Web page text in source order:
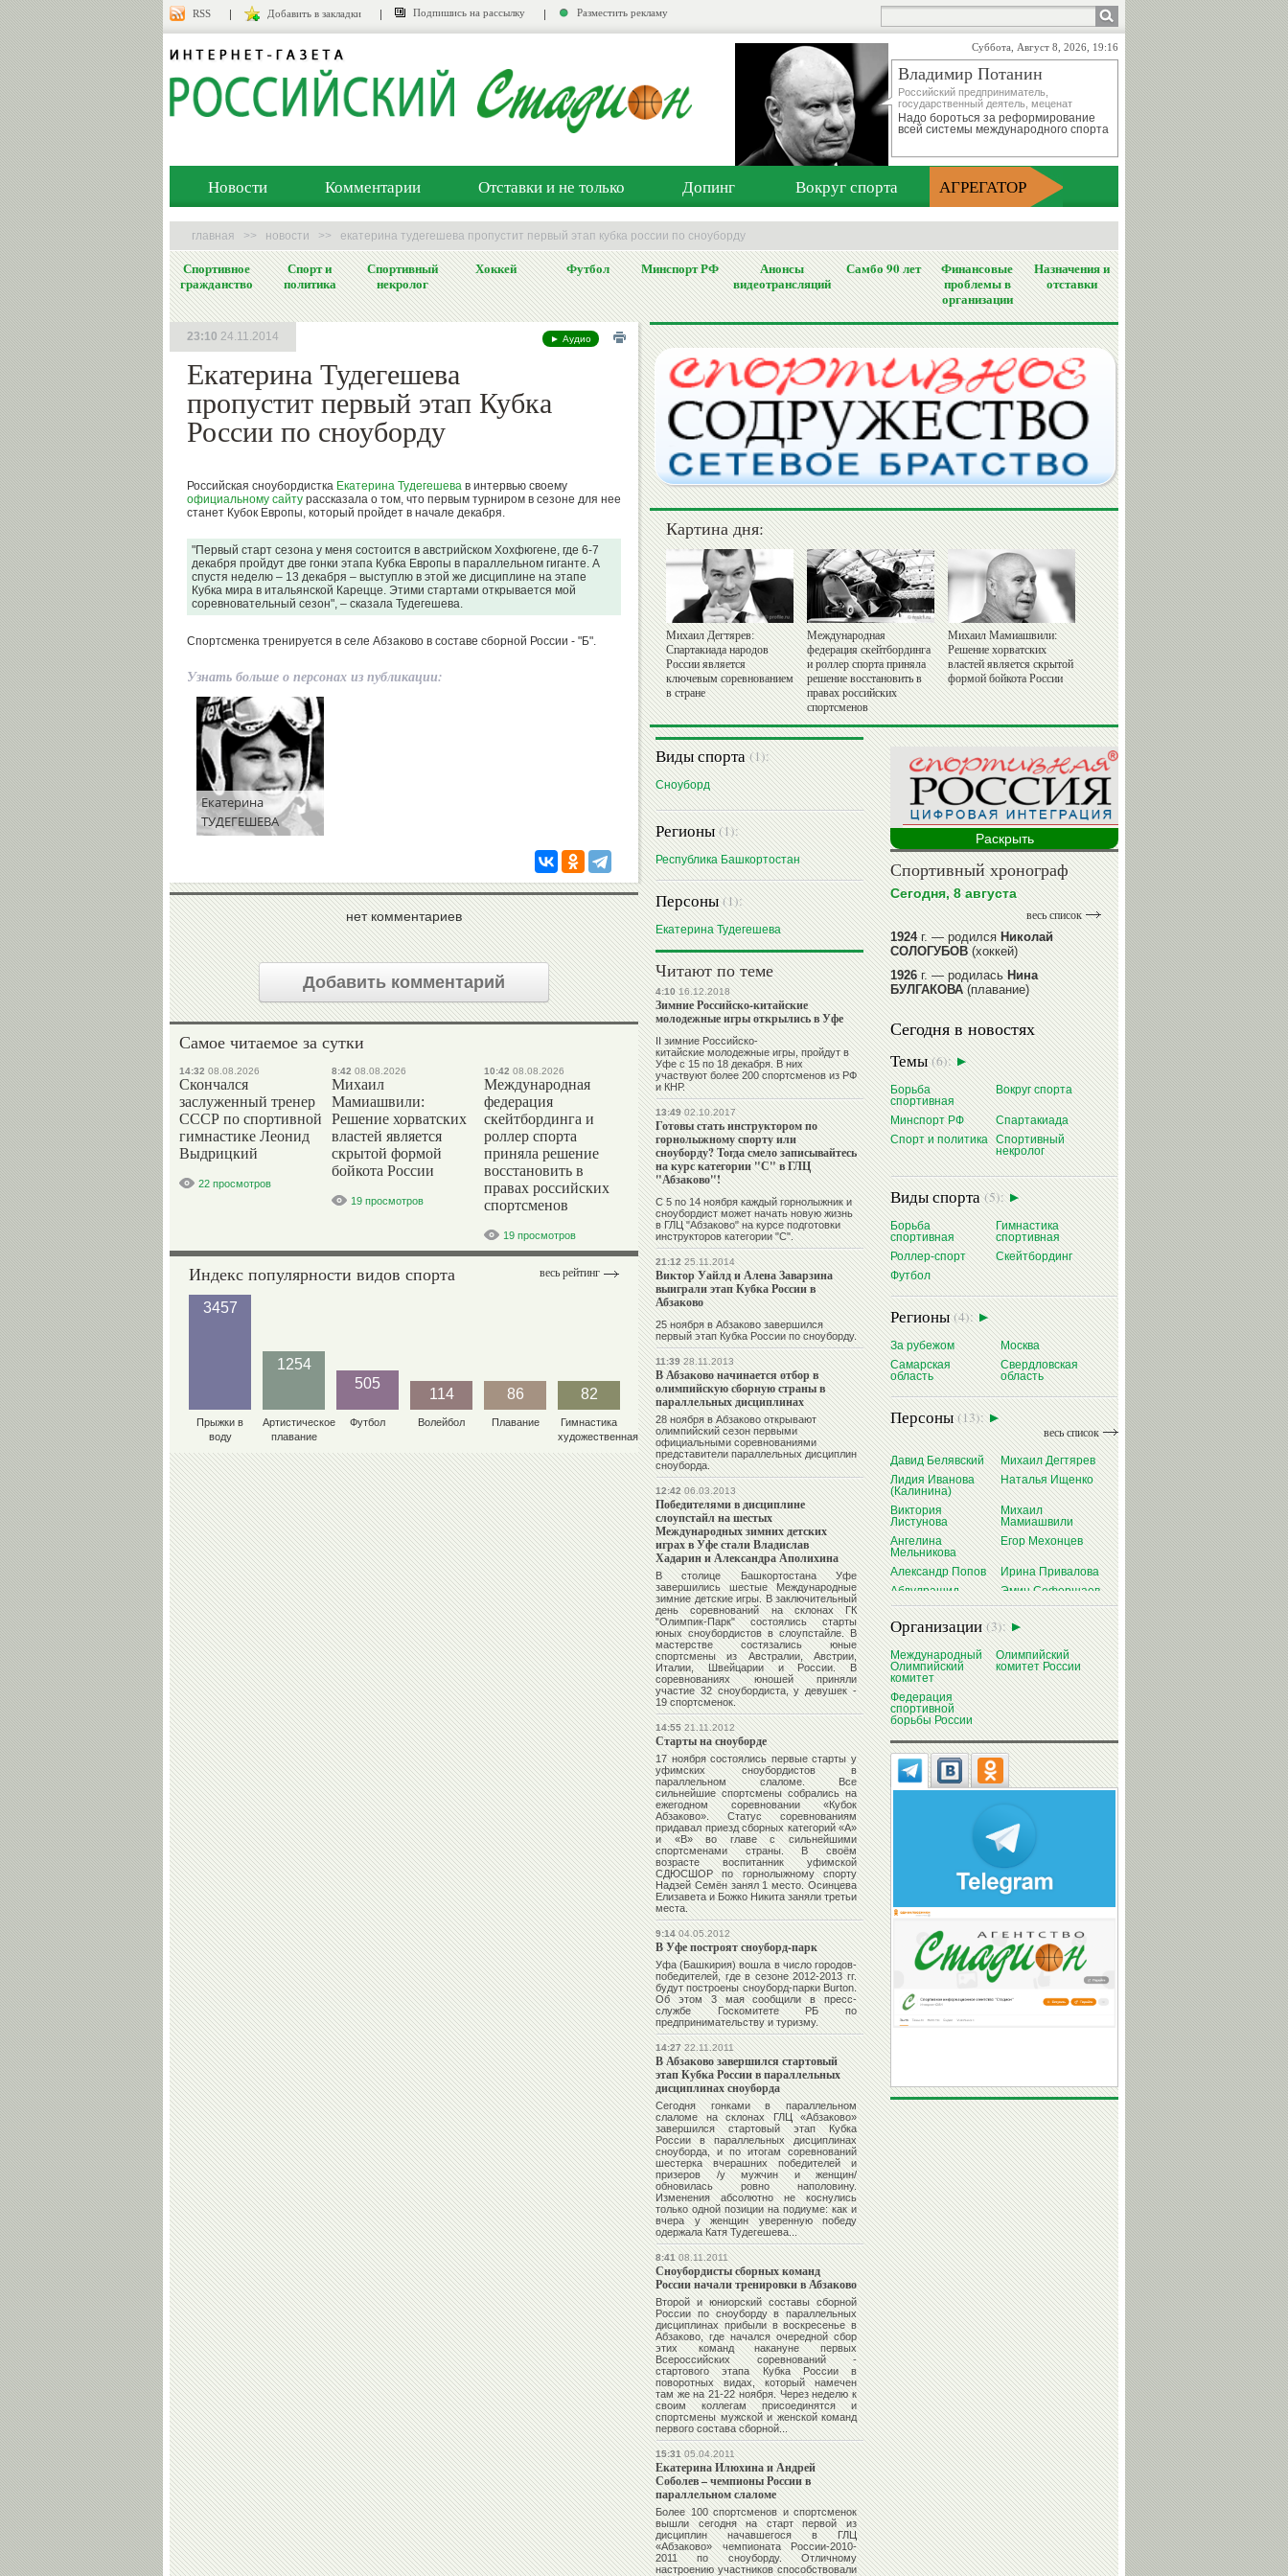
RSS Добавить в закладки Подпишись на рассылку Разместить рекламу
Суббота, Август 8, 2026, 19:16
Владимир Потанин
Российский предприниматель,
государственный деятель, меценат
Надо бороться за реформирование
всей системы международного спорта
Новости Комментарии Отставки и не только Допинг Вокруг спорта АГРЕГАТОР
главная >> новости >> екатерина тудегешева пропустит первый этап кубка россии по сноуборду
Спортивное
гражданство
Спорт и
политика
Спортивный
некролог
Хоккей Футбол Минспорт РФ
Анонсы
видеотрансляций
Самбо 90 лет
Финансовые
проблемы в
организации
Назначения и
отставки
► Аудио
Екатерина Тудегешева
пропустит первый этап Кубка
России по сноуборду
23:10 24.11.2014
Российская сноубордистка Екатерина Тудегешева в интервью своему
официальному сайту рассказала о том, что первым турниром в сезоне для нее
станет Кубок Европы, который пройдет в начале декабря.
"Первый старт сезона у меня состоится в австрийском Хохфюгене, где 6-7
декабря пройдут две гонки этапа Кубка Европы в параллельном гиганте. А
спустя неделю – 13 декабря – выступлю в этой же дисциплине на этапе
Кубка мира в итальянской Карецце. Этими стартами открывается мой
соревновательный сезон", – сказала Тудегешева.
Спортсменка тренируется в селе Абзаково в составе сборной России - "Б".
Узнать больше о персонах из публикации:
Екатерина
ТУДЕГЕШЕВА
нет комментариев
Добавить комментарий
Самое читаемое за сутки
14:32 08.08.2026
Скончался
заслуженный тренер
СССР по спортивной
гимнастике Леонид
Выдрицкий
22 просмотров
8:42 08.08.2026
Михаил
Мамиашвили:
Решение хорватских
властей является
скрытой формой
бойкота России
19 просмотров
10:42 08.08.2026
Международная
федерация
скейтбординга и
роллер спорта
приняла решение
восстановить в
правах российских
спортсменов
19 просмотров
весь рейтинг
Индекс популярности видов спорта
3457
Прыжки в
воду
1254
Артистическое
плавание
505
Футбол
114
Волейбол
86
Плавание
82
Гимнастика
художественная
Картина дня:
Михаил Дегтярев:
Спартакиада народов
России является
ключевым соревнованием
в стране
Международная
федерация скейтбординга
и роллер спорта приняла
решение восстановить в
правах российских
спортсменов
Михаил Мамиашвили:
Решение хорватских
властей является скрытой
формой бойкота России
Виды спорта(1):
Сноуборд
Регионы(1):
Республика Башкортостан
Персоны(1):
Екатерина Тудегешева
Читают по теме
4:1016.12.2018
Зимние Российско-китайские
молодежные игры открылись в Уфе
II зимние Российско-
китайские молодежные игры, пройдут в
Уфе с 15 по 18 декабря. В них
участвуют более 200 спортсменов из РФ
и КНР.
13:4902.10.2017
Готовы стать инструктором по
горнолыжному спорту или
сноуборду? Тогда смело записывайтесь
на курс категории "С" в ГЛЦ
"Абзаково"!
С 5 по 14 ноября каждый горнолыжник и
сноубордист может начать новую жизнь
в ГЛЦ "Абзаково" на курсе подготовки
инструкторов категории "С".
21:1225.11.2014
Виктор Уайлд и Алена Заварзина
выиграли этап Кубка России в
Абзаково
25 ноября в Абзаково завершился
первый этап Кубка России по сноуборду.
11:3928.11.2013
В Абзаково начинается отбор в
олимпийскую сборную страны в
параллельных дисциплинах
28 ноября в Абзаково открывают
олимпийский сезон первыми
официальными соревнованиями
представители параллельных дисциплин
сноуборда.
12:4206.03.2013
Победителями в дисциплине
слоупстайл на шестых
Международных зимних детских
играх в Уфе стали Владислав
Хадарин и Александра Аполихина
В столице Башкортостана Уфе
завершились шестые Международные
зимние детские игры. В заключительный
день соревнований на склонах ГК
"Олимпик-Парк" состоялись старты
юных сноубордистов в слоупстайле. В
мастерстве состязались юные
спортсмены из Австралии, Австрии,
Италии, Швейцарии и России. В
соревнованиях юношей приняли
участие 32 сноубордиста, у девушек -
19 спортсменок.
14:5521.11.2012
Старты на сноуборде
17 ноября состоялись первые старты у
уфимских сноубордистов в
параллельном слаломе. Все
сильнейшие спортсмены собрались на
ежегодном соревновании «Кубок
Абзаково». Статус соревнованиям
придавал приезд сборных категорий «А»
и «В» во главе с сильнейшими
спортсменами страны. В своём
возрасте воспитанник уфимской
СДЮСШОР по горнолыжному спорту
Надзей Семёнзанял 1 место.Осинцева
ЕлизаветаиБожко Никитазаняли третьи
места.
9:1404.05.2012
В Уфе построят сноуборд-парк
Уфа (Башкирия) вошла в число городов-
победителей, где в сезоне 2012-2013 гг.
будут построены сноуборд-парки Burton.
Об этом 3 мая сообщили в пресс-
службе Госкомитете РБ по
предпринимательству и туризму.
14:2722.11.2011
В Абзаково завершился стартовый
этап Кубка России в параллельных
дисциплинах сноуборда
Сегодня гонками в параллельном
слаломе на склонах ГЛЦ «Абзаково»
завершился стартовый этап Кубка
России в параллельных дисциплинах
сноуборда, и по итогам соревнований
шестерка вчерашних победителей и
призеров /у мужчин и женщин/
обновилась ровно наполовину.
Изменения абсолютно не коснулись
только одной позиции на подиуме: как и
вчера у женщин уверенную победу
одержалаКатя Тудегешева...
8:4108.11.2011
Сноубордисты сборных команд
России начали тренировки в Абзаково
Второй и юниорский составы сборной
России по сноуборду в параллельных
дисциплинах прибыли в воскресенье в
Абзаково, где начался очередной сбор
этих команд накануне первых
Всероссийских соревнований -
стартового этапа Кубка России в
поворотных видах, который намечен
там же на 21-22 ноября. Через неделю к
своим коллегам присоединятся и
спортсмены мужской и женской команд
первого состава сборной...
15:3105.04.2011
Екатерина Илюхина и Андрей
Соболев – чемпионы России в
параллельном слаломе
Более 100 спортсменов и спортсменок
вышли сегодня на старт первой из
дисциплин начавшегося в ГЛЦ
«Абзаково» чемпионата России-2010-
2011 по сноуборду. Отличному
настроению участников способствовали
Раскрыть
Спортивный хронограф
Сегодня, 8 августа
весь список
1924г. — родилсяНиколай
СОЛОГУБОВ(хоккей)
1926г. — родиласьНина
БУЛГАКОВА(плавание)
1941г. — родиласьРавиля
ПРОКОПЕНКО (САЛИМОВА)
(баскетбол)
1964г. — родилсяНиколай
ЖУРАВСКИЙ(гребля на байдарках
и каноэ)
1964г. — родилсяЮрий ХМЫЛЕВ
(хоккей)
читать далее
Сегодня в новостях
Темы(6):
Борьба
спортивная
Вокруг спорта
Минспорт РФ
Спартакиада
Спорт и политика Спортивный
некролог
Виды спорта(5):
Борьба
спортивная
Гимнастика
спортивная
Роллер-спорт
Скейтбординг
Футбол
Регионы(4):
За рубежом
Москва
Самарская
область
Свердловская
область
Персоны(13):
весь список
Давид Белявский
Михаил Дегтярев
Лидия Иванова
(Калинина)
Наталья Ищенко
Виктория
Листунова
Михаил
Мамиашвили
Ангелина
Мельникова
Егор Мехонцев
Александр Попов
Ирина Привалова
Абдулрашид
Садулаев
Эмин Сефершаев
Виталий Щербо
Организации(3):
Международный
Олимпийский
комитет
Олимпийский
комитет России
Федерация
спортивной
борьбы России